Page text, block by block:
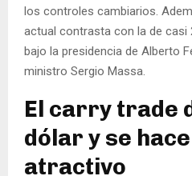
los controles cambiarios.
actual contrasta con la de casi
bajo la presidencia de Alberto
ministro Sergio Massa.
El carry trade
dólar y se
atractivo